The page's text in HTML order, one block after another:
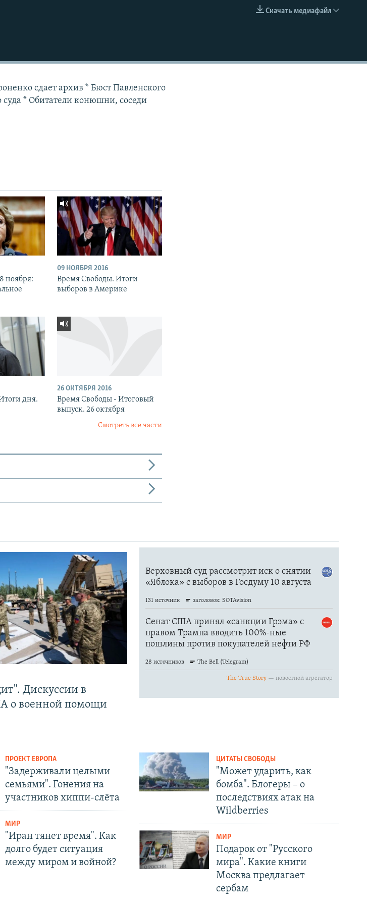
EMBED
Скачать медиафайл
сдает архив * Бюст Павленского
суда * Обитатели конюшни, соседи
ноября:
09 НОЯБРЯ 2016
Время Свободы. Итоги
выборов в Америке
дня.
26 ОКТЯБРЯ 2016
Время Свободы - Итоговый
выпуск. 26 октября
Смотреть все части
Дискуссии в
о военной помощи
ПРОЕКТ ЕВРОПА
"Задерживали целыми
семьями". Гонения на
участников хиппи-слёта
МИР
"Иран тянет время". Как
долго будет ситуация
между миром и войной?
ЦИТАТЫ СВОБОДЫ
"Может ударить, как
бомба". Блогеры – о
последствиях атак на
Wildberries
МИР
Подарок от "Русского
мира". Какие книги
Москва предлагает
сербам